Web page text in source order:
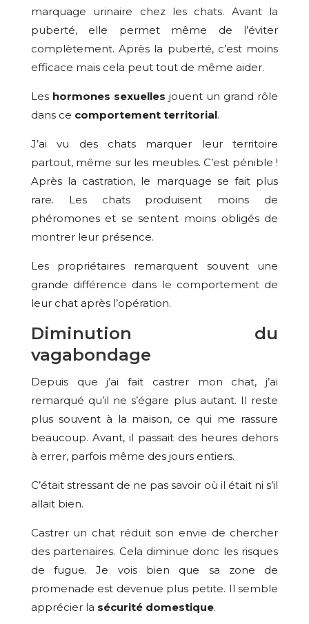
marquage urinaire chez les chats. Avant la
puberté, elle permet même de l’éviter
complètement. Après la puberté, c’est moins
efficace mais cela peut tout de même aider.
Les hormones sexuelles jouent un grand rôle
dans ce comportement territorial.
J’ai vu des chats marquer leur territoire
partout, même sur les meubles. C’est pénible !
Après la castration, le marquage se fait plus
rare. Les chats produisent moins de
phéromones et se sentent moins obligés de
montrer leur présence.
Les propriétaires remarquent souvent une
grande différence dans le comportement de
leur chat après l’opération.
Diminution du
vagabondage
Depuis que j’ai fait castrer mon chat, j’ai
remarqué qu’il ne s’égare plus autant. Il reste
plus souvent à la maison, ce qui me rassure
beaucoup. Avant, il passait des heures dehors
à errer, parfois même des jours entiers.
C’était stressant de ne pas savoir où il était ni s’il
allait bien.
Castrer un chat réduit son envie de chercher
des partenaires. Cela diminue donc les risques
de fugue. Je vois bien que sa zone de
promenade est devenue plus petite. Il semble
apprécier la sécurité domestique.